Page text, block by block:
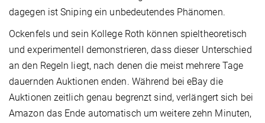
dagegen ist Sniping ein unbedeutendes Phänomen.
Ockenfels und sein Kollege Roth können spieltheoretisch
und experimentell demonstrieren, dass dieser Unterschied
an den Regeln liegt, nach denen die meist mehrere Tage
dauernden Auktionen enden. Während bei eBay die
Auktionen zeitlich genau begrenzt sind, verlängert sich bei
Amazon das Ende automatisch um weitere zehn Minuten,